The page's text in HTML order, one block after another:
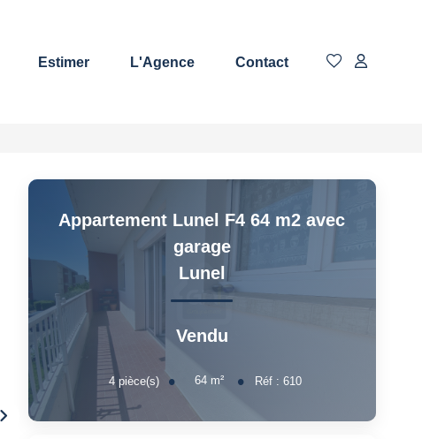
Estimer L'Agence Contact
Appartement Lunel F4 64 m2 avec
garage
Lunel
Vendu
4pièce(s) 64 m² Réf :610